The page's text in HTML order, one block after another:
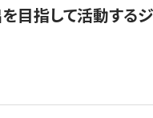
目指して活動する